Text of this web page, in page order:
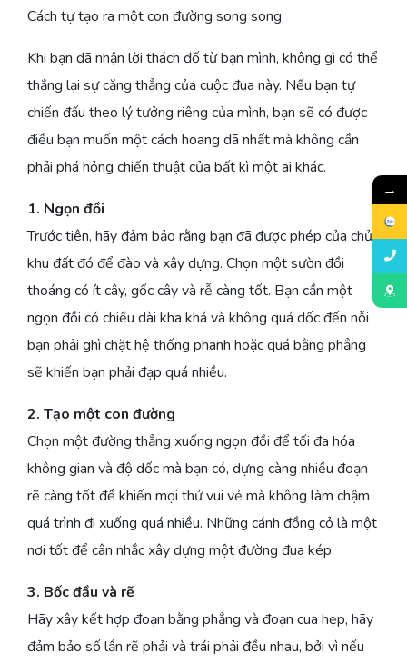
Cách tự tạo ra một con đường song song
Khi bạn đã nhận lời thách đố từ bạn mình, không gì có thể
thắng lại sự căng thẳng của cuộc đua này. Nếu bạn tự
chiến đấu theo lý tưởng riêng của mình, bạn sẽ có được
điều bạn muốn một cách hoang dã nhất mà không cần
phải phá hỏng chiến thuật của bất kì một ai khác.
1. Ngọn đồi
Trước tiên, hãy đảm bảo rằng bạn đã được phép của chủ
khu đất đó để đào và xây dựng. Chọn một sườn đồi
thoáng có ít cây, gốc cây và rễ càng tốt. Bạn cần một
ngọn đồi có chiều dài kha khá và không quá dốc đến nỗi
bạn phải ghì chặt hệ thống phanh hoặc quá bằng phẳng
sẽ khiến bạn phải đạp quá nhiều.
2. Tạo một con đường
Chọn một đường thẳng xuống ngọn đồi để tối đa hóa
không gian và độ dốc mà bạn có, dựng càng nhiều đoạn
rẽ càng tốt để khiến mọi thứ vui vẻ mà không làm chậm
quá trình đi xuống quá nhiều. Những cánh đồng cỏ là một
nơi tốt để cân nhắc xây dựng một đường đua kép.
3. Bốc đầu và rẽ
Hãy xây kết hợp đoạn bằng phẳng và đoạn cua hẹp, hãy
đảm bảo số lần rẽ phải và trái phải đều nhau, bởi vì nếu
→